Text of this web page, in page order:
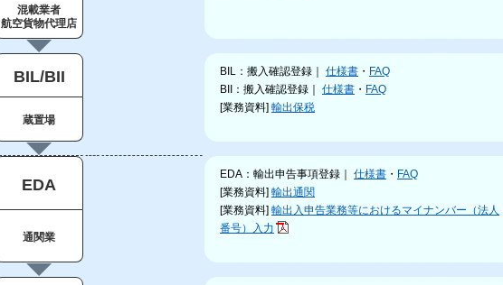
混載業者
航空貨物代理店
BIL/BII BIL：搬入確認登録｜ 仕様書 ・ FAQ
BII：搬入確認登録｜ 仕様書 ・ FAQ
[業務資料]輸出保税
蔵置場
EDA EDA：輸出申告事項登録｜ 仕様書 ・ FAQ
[業務資料]輸出通関
[業務資料]輸出入申告業務等におけるマイナンバー（法人
番号）入力
通関業